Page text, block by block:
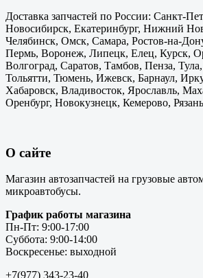
Доставка запчастей по России: Санкт-
Новосибирск, Екатеринбург, Нижний
Челябинск, Омск, Самара, Ростов-на-
Пермь, Воронеж, Липецк, Елец, Курск,
Волгоград, Саратов, Тамбов, Пенза,
Тольятти, Тюмень, Ижевск, Барнаул,
Хабаровск, Владивосток, Ярославль,
Оренбург, Новокузнецк, Кемерово,
О сайте
Магазин автозапчастей на грузовые
микроавтобусы.
График работы магазина
Пн-Пт: 9:00-17:00
Суббота: 9:00-14:00
Воскресенье: выходной
+7(977) 343-23-40